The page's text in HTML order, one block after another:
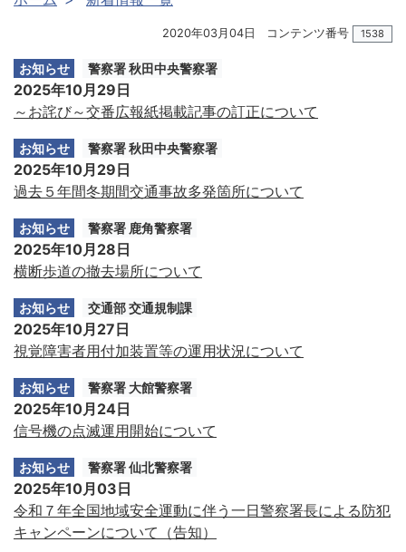
2020年03月04日 コンテンツ番号 1538
お知らせ 警察署 秋田中央警察署
2025年10月29日
～お詫び～交番広報紙掲載記事の訂正について
お知らせ 警察署 秋田中央警察署
2025年10月29日
過去５年間冬期間交通事故多発箇所について
お知らせ 警察署 鹿角警察署
2025年10月28日
横断歩道の撤去場所について
お知らせ 交通部 交通規制課
2025年10月27日
視覚障害者用付加装置等の運用状況について
お知らせ 警察署 大館警察署
2025年10月24日
信号機の点滅運用開始について
お知らせ 警察署 仙北警察署
2025年10月03日
令和７年全国地域安全運動に伴う一日警察署長による防犯
キャンペーンについて（告知）